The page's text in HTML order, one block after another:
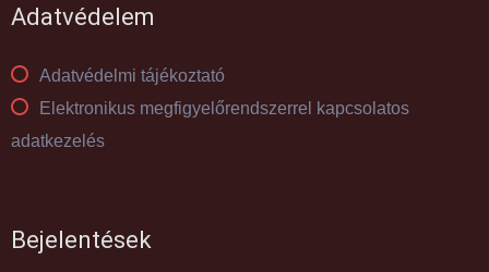
Adatvédelem
Adatvédelmi tájékoztató
Elektronikus megfigyelőrendszerrel kapcsolatos
adatkezelés
Bejelentések